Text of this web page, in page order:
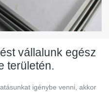
vállalunk egész
területén.
igénybe venni, akkor